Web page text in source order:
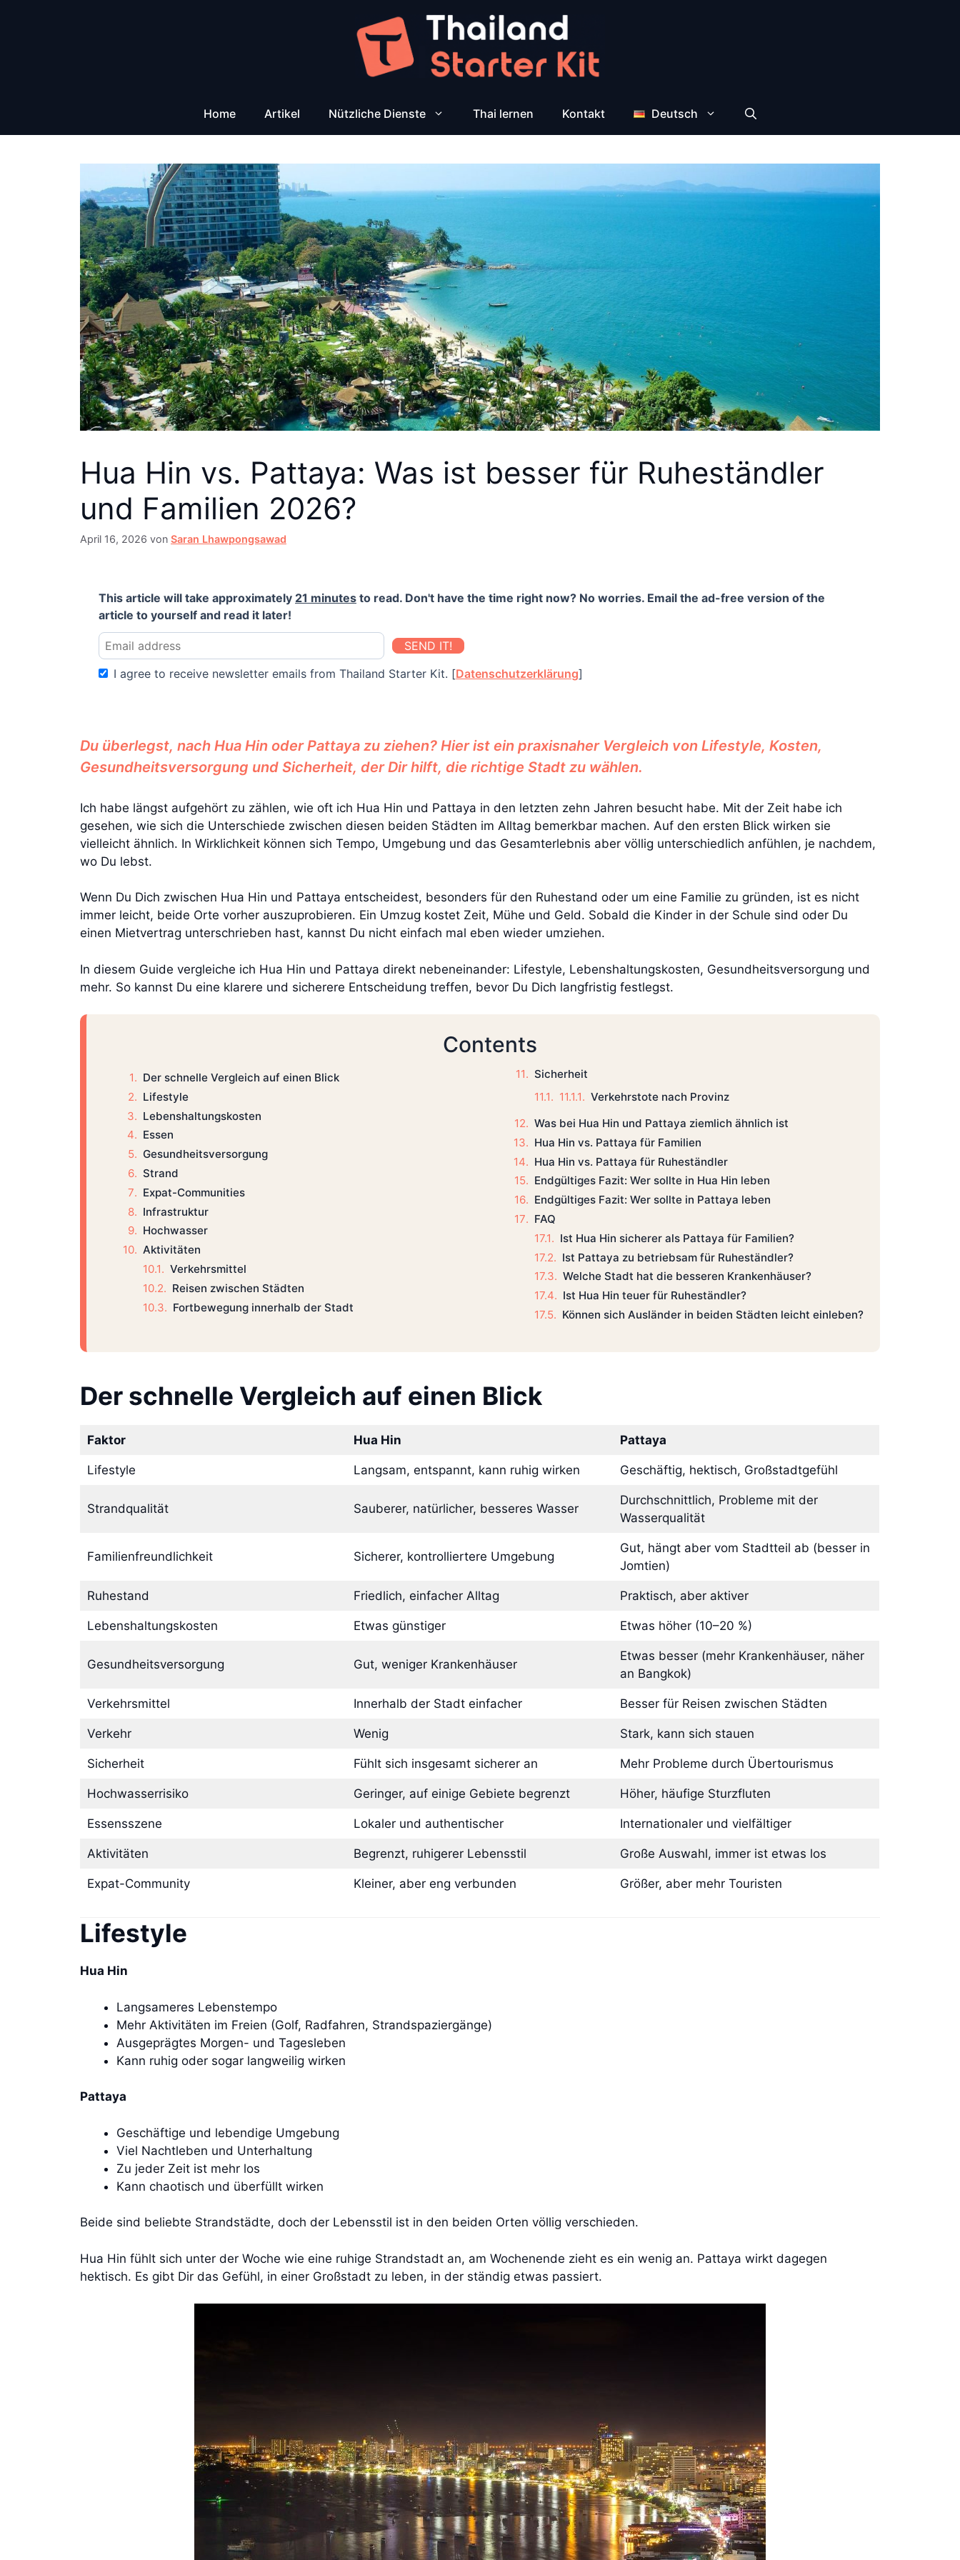
Home Artikel Nützliche Dienste Thai lernen Kontakt Deutsch
Hua Hin vs. Pattaya: Was ist besser für Ruheständler
und Familien 2026?
April 16, 2026 von Saran Lhawpongsawad
This article will take approximately 21 minutes to read. Don't have the time right now? No worries. Email the ad-free version of the
article to yourself and read it later!
SEND IT!
I agree to receive newsletter emails from Thailand Starter Kit. [Datenschutzerklärung]
Du überlegst, nach Hua Hin oder Pattaya zu ziehen? Hier ist ein praxisnaher Vergleich von Lifestyle, Kosten,
Gesundheitsversorgung und Sicherheit, der Dir hilft, die richtige Stadt zu wählen.
Ich habe längst aufgehört zu zählen, wie oft ich Hua Hin und Pattaya in den letzten zehn Jahren besucht habe. Mit der Zeit habe ich
gesehen, wie sich die Unterschiede zwischen diesen beiden Städten im Alltag bemerkbar machen. Auf den ersten Blick wirken sie
vielleicht ähnlich. In Wirklichkeit können sich Tempo, Umgebung und das Gesamterlebnis aber völlig unterschiedlich anfühlen, je nachdem,
wo Du lebst.
Wenn Du Dich zwischen Hua Hin und Pattaya entscheidest, besonders für den Ruhestand oder um eine Familie zu gründen, ist es nicht
immer leicht, beide Orte vorher auszuprobieren. Ein Umzug kostet Zeit, Mühe und Geld. Sobald die Kinder in der Schule sind oder Du
einen Mietvertrag unterschrieben hast, kannst Du nicht einfach mal eben wieder umziehen.
In diesem Guide vergleiche ich Hua Hin und Pattaya direkt nebeneinander: Lifestyle, Lebenshaltungskosten, Gesundheitsversorgung und
mehr. So kannst Du eine klarere und sicherere Entscheidung treffen, bevor Du Dich langfristig festlegst.
Contents
Der schnelle Vergleich auf einen Blick
Lifestyle
Lebenshaltungskosten
Essen
Gesundheitsversorgung
Strand
Expat-Communities
Infrastruktur
Hochwasser
Aktivitäten
Verkehrsmittel
Reisen zwischen Städten
Fortbewegung innerhalb der Stadt
Sicherheit
Verkehrstote nach Provinz
Was bei Hua Hin und Pattaya ziemlich ähnlich ist
Hua Hin vs. Pattaya für Familien
Hua Hin vs. Pattaya für Ruheständler
Endgültiges Fazit: Wer sollte in Hua Hin leben
Endgültiges Fazit: Wer sollte in Pattaya leben
FAQ
Ist Hua Hin sicherer als Pattaya für Familien?
Ist Pattaya zu betriebsam für Ruheständler?
Welche Stadt hat die besseren Krankenhäuser?
Ist Hua Hin teuer für Ruheständler?
Können sich Ausländer in beiden Städten leicht einleben?
Der schnelle Vergleich auf einen Blick
Faktor Hua Hin Pattaya
Lifestyle Langsam, entspannt, kann ruhig wirken Geschäftig, hektisch, Großstadtgefühl
Strandqualität Sauberer, natürlicher, besseres Wasser
Durchschnittlich, Probleme mit der
Wasserqualität
Familienfreundlichkeit Sicherer, kontrolliertere Umgebung
Gut, hängt aber vom Stadtteil ab (besser in
Jomtien)
Ruhestand Friedlich, einfacher Alltag Praktisch, aber aktiver
Lebenshaltungskosten Etwas günstiger Etwas höher (10–20 %)
Gesundheitsversorgung Gut, weniger Krankenhäuser
Etwas besser (mehr Krankenhäuser, näher
an Bangkok)
Verkehrsmittel Innerhalb der Stadt einfacher Besser für Reisen zwischen Städten
Verkehr Wenig Stark, kann sich stauen
Sicherheit Fühlt sich insgesamt sicherer an Mehr Probleme durch Übertourismus
Hochwasserrisiko Geringer, auf einige Gebiete begrenzt Höher, häufige Sturzfluten
Essensszene Lokaler und authentischer Internationaler und vielfältiger
Aktivitäten Begrenzt, ruhigerer Lebensstil Große Auswahl, immer ist etwas los
Expat-Community Kleiner, aber eng verbunden Größer, aber mehr Touristen
Lifestyle
Hua Hin
Langsameres Lebenstempo
Mehr Aktivitäten im Freien (Golf, Radfahren, Strandspaziergänge)
Ausgeprägtes Morgen- und Tagesleben
Kann ruhig oder sogar langweilig wirken
Pattaya
Geschäftige und lebendige Umgebung
Viel Nachtleben und Unterhaltung
Zu jeder Zeit ist mehr los
Kann chaotisch und überfüllt wirken
Beide sind beliebte Strandstädte, doch der Lebensstil ist in den beiden Orten völlig verschieden.
Hua Hin fühlt sich unter der Woche wie eine ruhige Strandstadt an, am Wochenende zieht es ein wenig an. Pattaya wirkt dagegen
hektisch. Es gibt Dir das Gefühl, in einer Großstadt zu leben, in der ständig etwas passiert.